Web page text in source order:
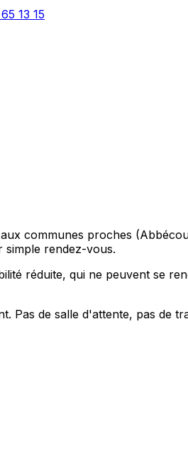
13 15
communes proches
rendez-vous.
réduite, qui ne peuvent se
Pas de salle d'attente, pas de